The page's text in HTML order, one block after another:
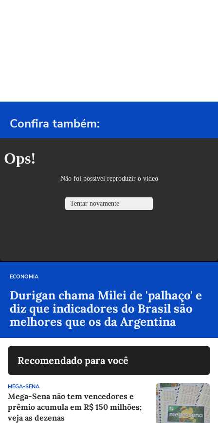
Confira também:
ECONOMIA
Durigan chama Milei de 'palhaço' e
diz que indicadores do Brasil são
melhores que os da Argentina
Recomendado para você
MEGA-SENA
Mega-Sena não tem vencedores e
prêmio acumula em R$ 150 milhões;
veja as dezenas